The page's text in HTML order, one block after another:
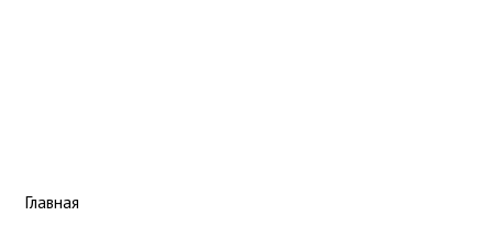
Главная